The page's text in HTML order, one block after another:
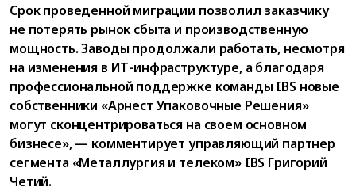
Срок проведенной миграции позволил заказчику
не потерять рынок сбыта и производственную
мощность. Заводы продолжали работать, несмотря
на изменения в ИТ-инфраструктуре, а благодаря
профессиональной поддержке команды IBS новые
собственники «Арнест Упаковочные Решения»
могут сконцентрироваться на своем основном
бизнесе», — комментирует управляющий партнер
сегмента «Металлургия и телеком» IBS Григорий
Четий.